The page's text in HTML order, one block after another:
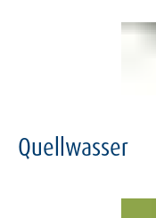
der
und
das
Quellwasser